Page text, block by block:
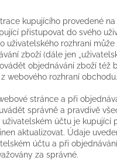
kupujícího provedené
přistupovat do svého
uživatelského rozhraní
zboží (dále jen
objednávání zboží též
webového rozhraní obchodu.
stránce a při
správně a pravdivě
účtu je kupující
aktualizovat. Údaje
účtu a při
za správné.